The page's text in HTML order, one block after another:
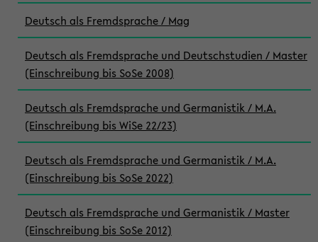
Deutsch als Fremdsprache / Mag
Deutsch als Fremdsprache und Deutschstudien / Master
(Einschreibung bis SoSe 2008)
Deutsch als Fremdsprache und Germanistik / M.A.
(Einschreibung bis WiSe 22/23)
Deutsch als Fremdsprache und Germanistik / M.A.
(Einschreibung bis SoSe 2022)
Deutsch als Fremdsprache und Germanistik / Master
(Einschreibung bis SoSe 2012)